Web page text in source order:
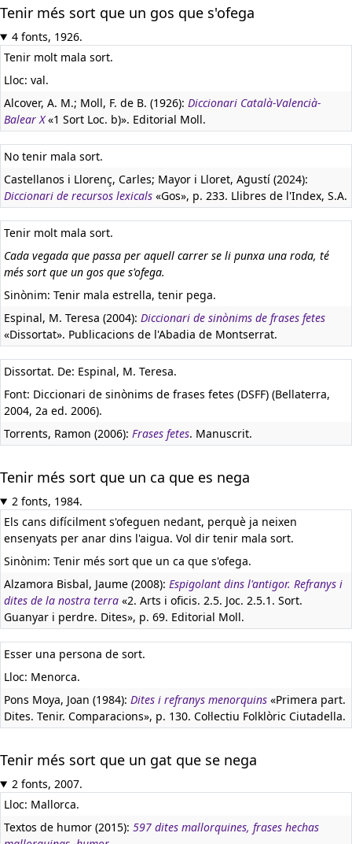
Tenir més sort que un gos que s'ofega
4 fonts, 1926.
Tenir molt mala sort.
Lloc: val.
Alcover, A. M.; Moll, F. de B. (1926): Diccionari Català-Valencià-
Balear X«1 Sort Loc. b)». Editorial Moll.
No tenir mala sort.
Castellanos i Llorenç, Carles; Mayor i Lloret, Agustí (2024):
Diccionari de recursos lexicals «Gos», p. 233. Llibres de l'Index, S.A.
Tenir molt mala sort.
Cada vegada que passa per aquell carrer se li punxa una roda, té
més sort que un gos que s'ofega.
Sinònim: Tenir mala estrella, tenir pega.
Espinal, M. Teresa (2004): Diccionari de sinònims de frases fetes
«Dissortat». Publicacions de l'Abadia de Montserrat.
Dissortat. De: Espinal, M. Teresa.
Font: Diccionari de sinònims de frases fetes (DSFF) (Bellaterra,
2004, 2a ed. 2006).
Torrents, Ramon (2006): Frases fetes. Manuscrit.
Tenir més sort que un ca que es nega
2 fonts, 1984.
Els cans difícilment s'ofeguen nedant, perquè ja neixen
ensenyats per anar dins l'aigua. Vol dir tenir mala sort.
Sinònim: Tenir més sort que un ca que s'ofega.
Alzamora Bisbal, Jaume (2008): Espigolant dins l'antigor. Refranys i
dites de la nostra terra «2. Arts i oficis. 2.5. Joc. 2.5.1. Sort.
Guanyar i perdre. Dites», p. 69. Editorial Moll.
Esser una persona de sort.
Lloc: Menorca.
Pons Moya, Joan (1984): Dites i refranys menorquins «Primera part.
Dites. Tenir. Comparacions», p. 130. Col·lectiu Folklòric Ciutadella.
Tenir més sort que un gat que se nega
2 fonts, 2007.
Lloc: Mallorca.
Textos de humor (2015): 597 dites mallorquines, frases hechas